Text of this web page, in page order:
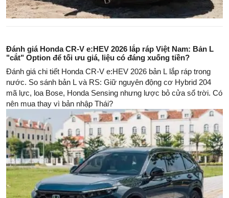
Đánh giá Honda CR-V e:HEV 2026 lắp ráp Việt Nam: Bản L
"cắt" Option để tối ưu giá, liệu có đáng xuống tiền?
Đánh giá chi tiết Honda CR-V e:HEV 2026 bản L lắp ráp trong
nước. So sánh bản L và RS: Giữ nguyên động cơ Hybrid 204
mã lực, loa Bose, Honda Sensing nhưng lược bỏ cửa sổ trời. Có
nên mua thay vì bản nhập Thái?